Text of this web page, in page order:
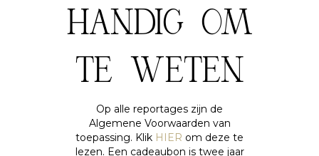
Op alle reportages zijn de
Algemene Voorwaarden van
toepassing. Klik HIER om deze te
lezen. Een cadeaubon is twee jaar
HANDIG OM
TE WETEN